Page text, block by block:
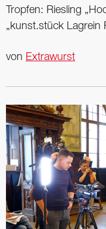
Tropfen: Riesling
„kunst.stück Lagrein
von Extrawurst